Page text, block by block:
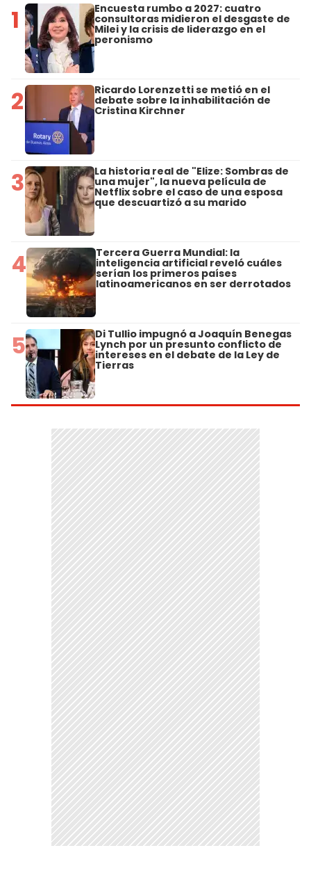
1 Encuesta rumbo a 2027: cuatro
consultoras midieron el desgaste de
Milei y la crisis de liderazgo en el
peronismo
2 Ricardo Lorenzetti se metió en el
debate sobre la inhabilitación de
Cristina Kirchner
3 La historia real de "Elize: Sombras de
una mujer", la nueva película de
Netflix sobre el caso de una esposa
que descuartizó a su marido
4 Tercera Guerra Mundial: la
inteligencia artificial reveló cuáles
serían los primeros países
latinoamericanos en ser derrotados
5 Di Tullio impugnó a Joaquín Benegas
Lynch por un presunto conflicto de
intereses en el debate de la Ley de
Tierras